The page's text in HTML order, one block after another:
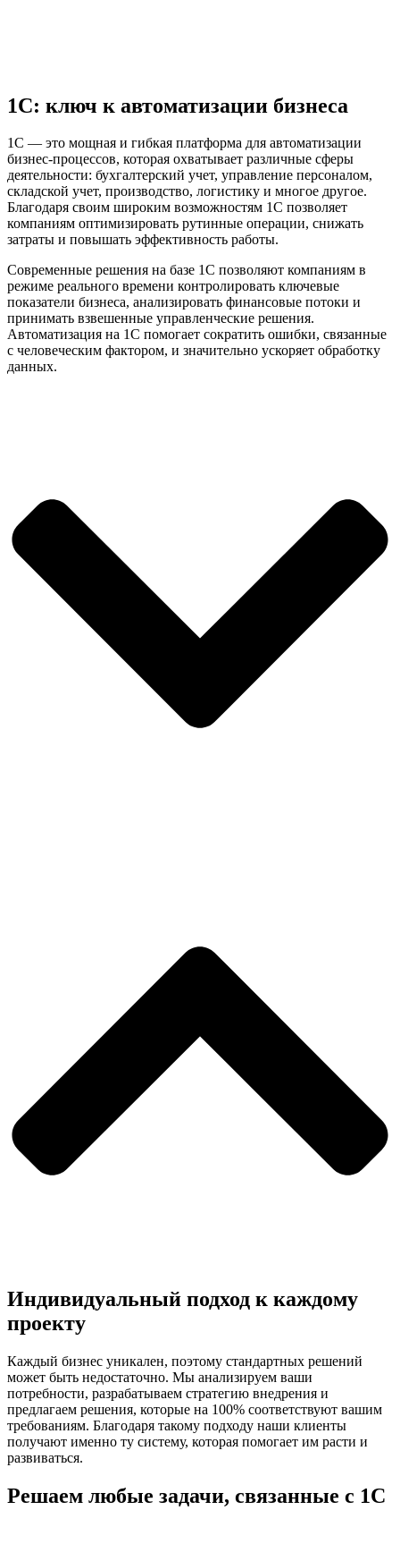
1С: ключ к автоматизации бизнеса
1С — это мощная и гибкая платформа для автоматизации
бизнес-процессов, которая охватывает различные сферы
деятельности: бухгалтерский учет, управление персоналом,
складской учет, производство, логистику и многое другое.
Благодаря своим широким возможностям 1С позволяет
компаниям оптимизировать рутинные операции, снижать
затраты и повышать эффективность работы.
Современные решения на базе 1С позволяют компаниям в
режиме реального времени контролировать ключевые
показатели бизнеса, анализировать финансовые потоки и
принимать взвешенные управленческие решения.
Автоматизация на 1С помогает сократить ошибки, связанные
с человеческим фактором, и значительно ускоряет обработку
данных.
Индивидуальный подход к каждому
проекту
Каждый бизнес уникален, поэтому стандартных решений
может быть недостаточно. Мы анализируем ваши
потребности, разрабатываем стратегию внедрения и
предлагаем решения, которые на 100% соответствуют вашим
требованиям. Благодаря такому подходу наши клиенты
получают именно ту систему, которая помогает им расти и
развиваться.
Решаем любые задачи, связанные с 1С